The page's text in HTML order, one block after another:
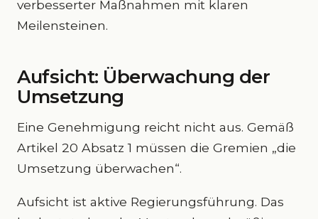
verbesserter Maßnahmen mit klaren
Meilensteinen.
Aufsicht: Überwachung der
Umsetzung
Eine Genehmigung reicht nicht aus. Gemäß
Artikel 20 Absatz 1 müssen die Gremien „die
Umsetzung überwachen“.
Aufsicht ist aktive Regierungsführung. Das